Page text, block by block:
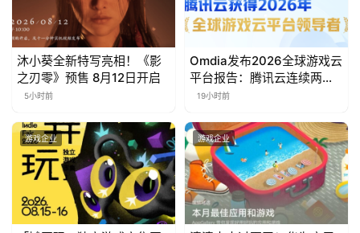
7
月
3
日
游
茶
对
沐小葵全新特写亮相！《影
之刃零》预售 8月12日开启
5小时前
Omdia发布2026全球游戏云
平台报告：腾讯云连续两年
入选“领导者”象限
19小时前
游戏企业 游戏企业